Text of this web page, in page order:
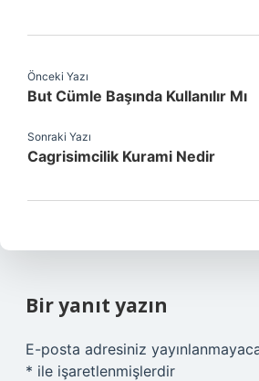
Önceki Yazı
But Cümle Başında Kullanılır Mı
Sonraki Yazı
Cagrisimcilik Kurami Nedir
Bir yanıt yazın
E-posta adresiniz
* ile işaretlenmişlerdir